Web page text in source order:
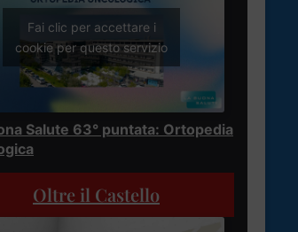
Fai clic per accettare i
cookie per questo servizio
Salute 63° puntata: Ortopedia
Oltre il Castello